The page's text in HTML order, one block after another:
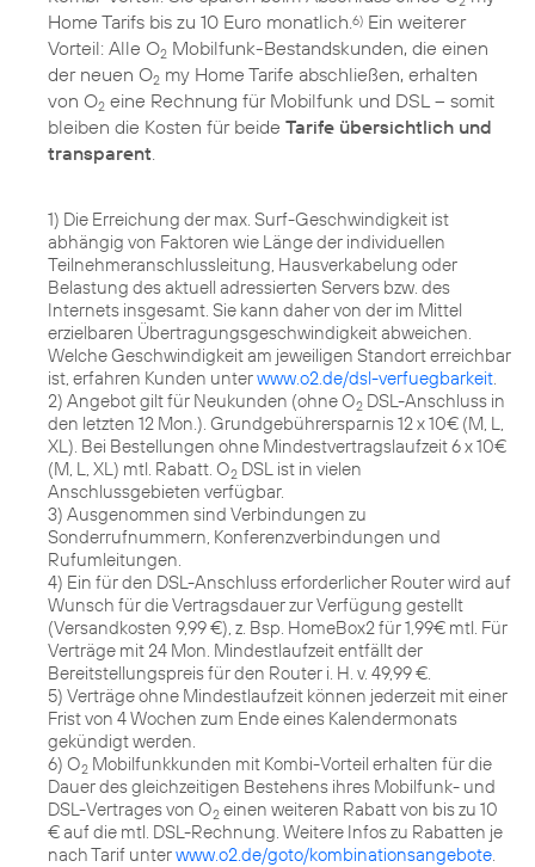
Home Tarifs bis zu 10 Euro monatlich. 6) Ein weiterer
Vorteil: Alle O2 Mobilfunk-Bestandskunden, die einen
der neuen O2 my Home Tarife abschließen, erhalten
von O2 eine Rechnung für Mobilfunk und DSL – somit
bleiben die Kosten für beide Tarife übersichtlich und
transparent
1) Die Erreichung der max. Surf-Geschwindigkeit ist
abhängig von Faktoren wie Länge der individuellen
Teilnehmeranschlussleitung, Hausverkabelung oder
Belastung des aktuell adressierten Servers bzw. des
Internets insgesamt. Sie kann daher von der im Mittel
erzielbaren Übertragungsgeschwindigkeit abweichen.
Welche Geschwindigkeit am jeweiligen Standort erreichbar
ist, erfahren Kunden unterwww.o2.de/dsl-verfuegbarkeit
2) Angebot gilt für Neukunden (ohne O2 DSL-Anschluss in
den letzten 12 Mon.). Grundgebührersparnis 12 x 10€ (M, L,
XL). Bei Bestellungen ohne Mindestvertragslaufzeit 6 x 10€
(M, L, XL) mtl. Rabatt. O2 DSL ist in vielen
Anschlussgebieten verfügbar.
3) Ausgenommen sind Verbindungen zu
Sonderrufnummern, Konferenzverbindungen und
Rufumleitungen.
4) Ein für den DSL-Anschluss erforderlicher Router wird auf
Wunsch für die Vertragsdauer zur Verfügung gestellt
(Versandkosten 9,99 €), z. Bsp. HomeBox2 für 1,99€ mtl. Für
Verträge mit 24 Mon. Mindestlaufzeit entfällt der
Bereitstellungspreis für den Router i. H. v. 49,99 €.
5) Verträge ohne Mindestlaufzeit können jederzeit mit einer
Frist von 4 Wochen zum Ende eines Kalendermonats
gekündigt werden.
6) O2 Mobilfunkkunden mit Kombi-Vorteil erhalten für die
Dauer des gleichzeitigen Bestehens ihres Mobilfunk- und
DSL-Vertrages von O2 einen weiteren Rabatt von bis zu 10
€ auf die mtl. DSL-Rechnung. Weitere Infos zu Rabatten je
nach Tarif unterwww.o2.de/goto/kombinationsangebote